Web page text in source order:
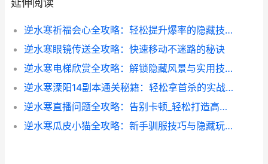
延伸阅读
逆水寒祈福会心全攻略：轻松提升爆率的隐藏技巧
逆水寒眼镜传送全攻略：快速移动不迷路的秘诀
逆水寒电梯欣赏全攻略：解锁隐藏风景与实用技巧
逆水寒溧阳14副本通关秘籍：轻松拿首杀的实战技巧
逆水寒直播问题全攻略：告别卡顿_轻松打造高人气直播
逆水寒瓜皮小猫全攻略：新手驯服技巧与隐藏玩法大揭秘